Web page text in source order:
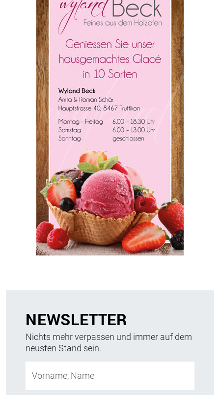
NEWSLETTER
Nichts mehr verpassen und immer auf dem
neusten Stand sein.
Vorname, Name